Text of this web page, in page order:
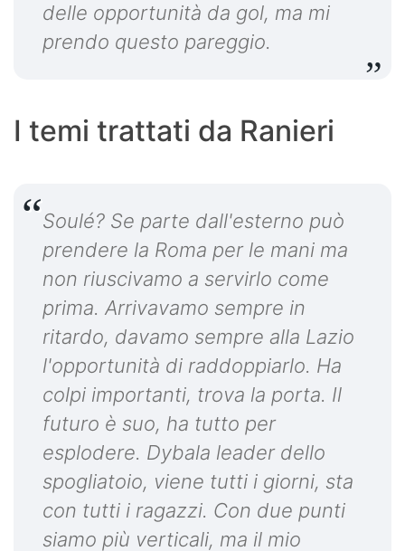
delle opportunità da gol, ma mi
prendo questo pareggio.
I temi trattati da Ranieri
Soulé? Se parte dall'esterno può
prendere la Roma per le mani ma
non riuscivamo a servirlo come
prima. Arrivavamo sempre in
ritardo, davamo sempre alla Lazio
l'opportunità di raddoppiarlo. Ha
colpi importanti, trova la porta. Il
futuro è suo, ha tutto per
esplodere. Dybala leader dello
spogliatoio, viene tutti i giorni, sta
con tutti i ragazzi. Con due punti
siamo più verticali, ma il mio